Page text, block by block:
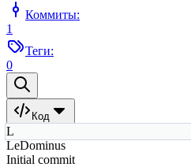
Коммиты:
1
Теги:
0
Код
L
LeDominus
Initial commit